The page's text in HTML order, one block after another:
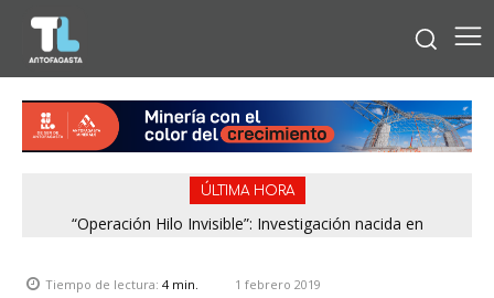
ÚLTIMA HORA
“Operación Hilo Invisible”: Investigación nacida en
Tiempo de lectura: 4min. 1 febrero 2019